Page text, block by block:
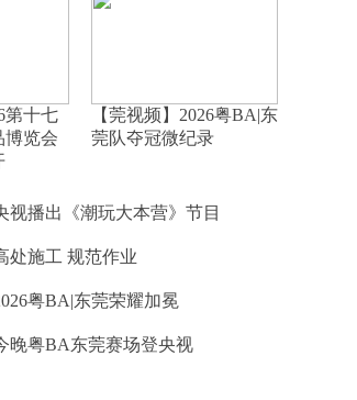
第十七
博览会
【莞视频】2026粤BA|东
莞队夺冠微纪录
视播出《潮玩大本营》节目
处施工 规范作业
粤BA|东莞荣耀加冕
晚粤BA东莞赛场登央视